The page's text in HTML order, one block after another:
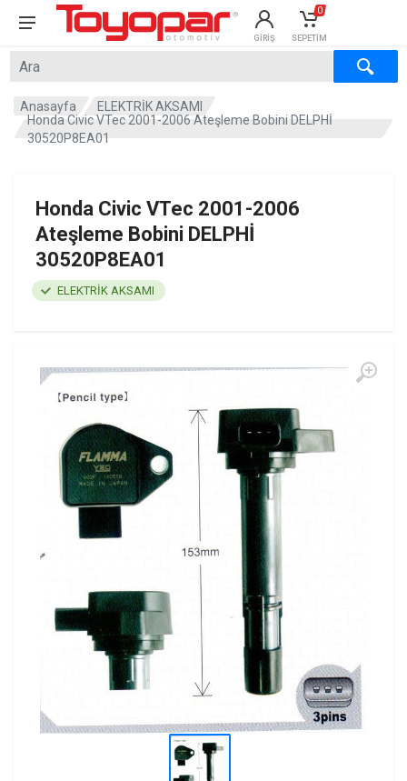
GIRIŞ
0
SEPETIM
×
×
Anasayfa
ELEKTRİK AKSAMI
Honda Civic VTec 2001-2006 Ateşleme Bobini DELPHİ
30520P8EA01
Honda Civic VTec 2001-2006
Ateşleme Bobini DELPHİ
30520P8EA01
ELEKTRİK AKSAMI